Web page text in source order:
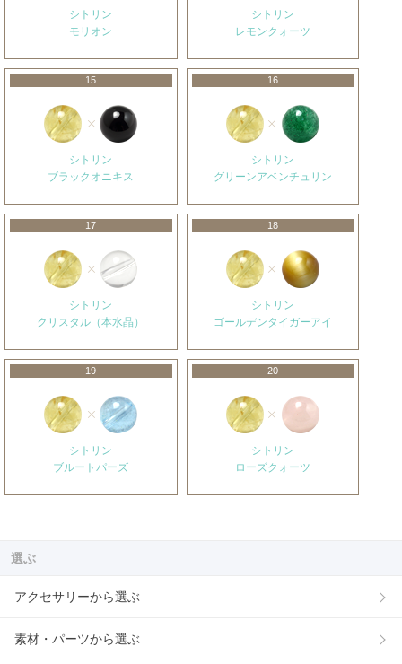
シトリン
モリオン
シトリン
レモンクォーツ
15
シトリン
ブラックオニキス
16
シトリン
グリーンアベンチュリン
17
シトリン
クリスタル（本水晶）
18
シトリン
ゴールデンタイガーアイ
19
シトリン
ブルートパーズ
20
シトリン
ローズクォーツ
選ぶ
アクセサリーから選ぶ
素材・パーツから選ぶ